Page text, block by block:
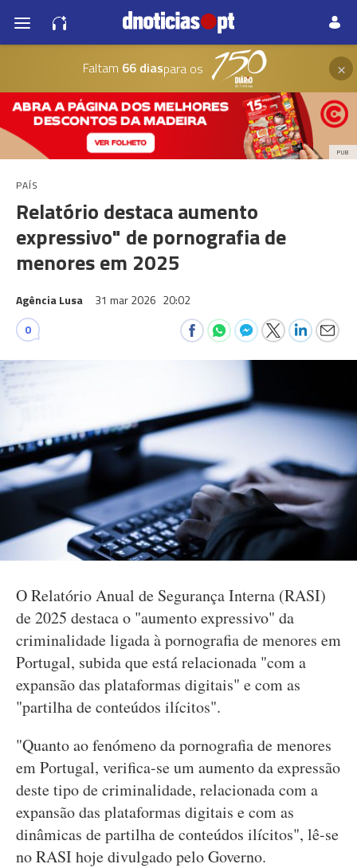
Faltam 66 diaspara os ×
PUB
PAÍS
Relatório destaca aumento
expressivo" de pornografia de
menores em 2025
Agência Lusa 31 mar 2026 20:02
0
O Relatório Anual de Segurança Interna (RASI)
de 2025 destaca o "aumento expressivo" da
criminalidade ligada à pornografia de menores em
Portugal, subida que está relacionada "com a
expansão das plataformas digitais" e com as
"partilha de conteúdos ilícitos".
"Quanto ao fenómeno da pornografia de menores
em Portugal, verifica-se um aumento da expressão
deste tipo de criminalidade, relacionada com a
expansão das plataformas digitais e com as
dinâmicas de partilha de conteúdos ilícitos", lê-se
no RASI hoje divulgado pelo Governo.